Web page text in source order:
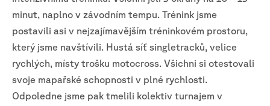
minut, naplno v závodním tempu. Trénink jsme
postavili asi v nejzajímavějším tréninkovém prostoru,
který jsme navštívili. Hustá síť singletracků, velice
rychlých, místy trošku motocross. Všichni si otestovali
svoje mapařské schopnosti v plné rychlosti.
Odpoledne jsme pak tmelili kolektiv turnajem v